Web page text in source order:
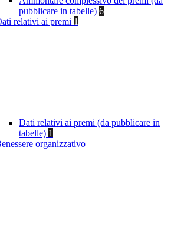
pubblicare in tabelle) 6
relativi ai premi 1
Dati relativi ai premi (da pubblicare in
tabelle) 1
organizzativo